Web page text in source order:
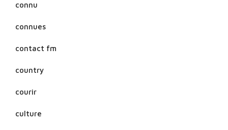
connu
connues
contact fm
country
courir
culture